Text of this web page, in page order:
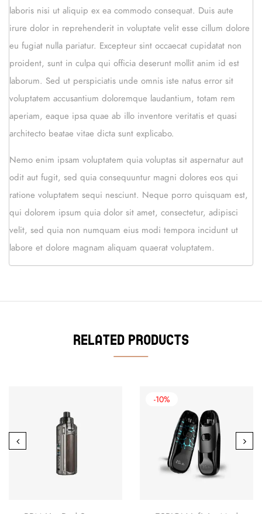
laboris nisi ut aliquip ex ea commodo consequat. Duis aute
irure dolor in reprehenderit in voluptate velit esse cillum dolore
eu fugiat nulla pariatur. Excepteur sint occaecat cupidatat non
proident, sunt in culpa qui officia deserunt mollit anim id est
laborum. Sed ut perspiciatis unde omnis iste natus error sit
voluptatem accusantium doloremque laudantium, totam rem
aperiam, eaque ipsa quae ab illo inventore veritatis et quasi
architecto beatae vitae dicta sunt explicabo.
Nemo enim ipsam voluptatem quia voluptas sit aspernatur aut
odit aut fugit, sed quia consequuntur magni dolores eos qui
ratione voluptatem sequi nesciunt. Neque porro quisquam est,
qui dolorem ipsum quia dolor sit amet, consectetur, adipisci
velit, sed quia non numquam eius modi tempora incidunt ut
labore et dolore magnam aliquam quaerat voluptatem.
Related Products
-10%